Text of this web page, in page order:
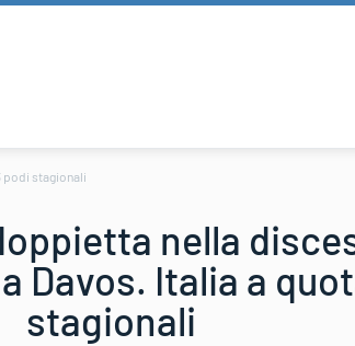
podi stagionali
nella
Davos. Italia a
stagionali